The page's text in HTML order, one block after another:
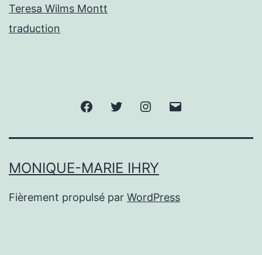
Teresa Wilms Montt
traduction
FacebookTwitter Instagram
MONIQUE-MARIE IHRY
Fièrement propulsé par WordPress